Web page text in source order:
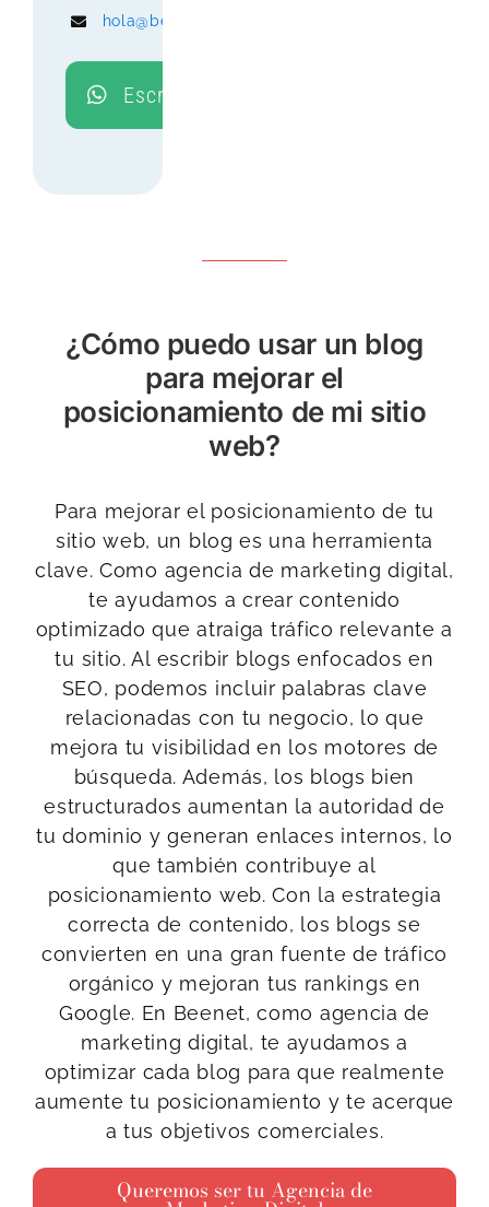
hola@beenet.mx
Escríbenos
¿Cómo puedo usar un blog
para mejorar el
posicionamiento de mi sitio
web?
Para mejorar el posicionamiento de tu
sitio web, un blog es una herramienta
clave. Como agencia de marketing digital,
te ayudamos a crear contenido
optimizado que atraiga tráfico relevante a
tu sitio. Al escribir blogs enfocados en
SEO, podemos incluir palabras clave
relacionadas con tu negocio, lo que
mejora tu visibilidad en los motores de
búsqueda. Además, los blogs bien
estructurados aumentan la autoridad de
tu dominio y generan enlaces internos, lo
que también contribuye al
posicionamiento web. Con la estrategia
correcta de contenido, los blogs se
convierten en una gran fuente de tráfico
orgánico y mejoran tus rankings en
Google. En Beenet, como agencia de
marketing digital, te ayudamos a
optimizar cada blog para que realmente
aumente tu posicionamiento y te acerque
a tus objetivos comerciales.
Queremos ser tu Agencia de